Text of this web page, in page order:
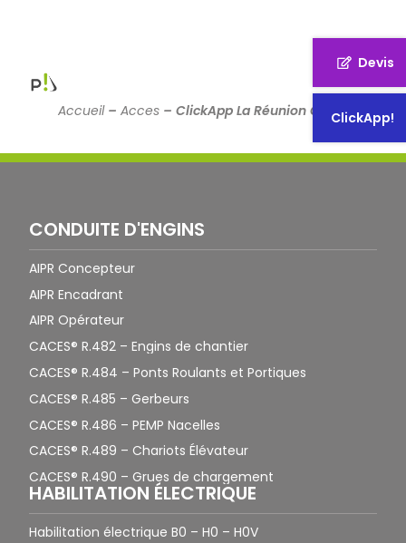
Devis
ClickApp!
Accueil– Acces – ClickApp La Réunion Client
CONDUITE D'ENGINS
AIPR Concepteur
AIPR Encadrant
AIPR Opérateur
CACES® R.482 – Engins de chantier
CACES® R.484 – Ponts Roulants et Portiques
CACES® R.485 – Gerbeurs
CACES® R.486 – PEMP Nacelles
CACES® R.489 – Chariots Élévateur
CACES® R.490 – Grues de chargement
HABILITATION ÉLECTRIQUE
Habilitation électrique B0 – H0 – H0V